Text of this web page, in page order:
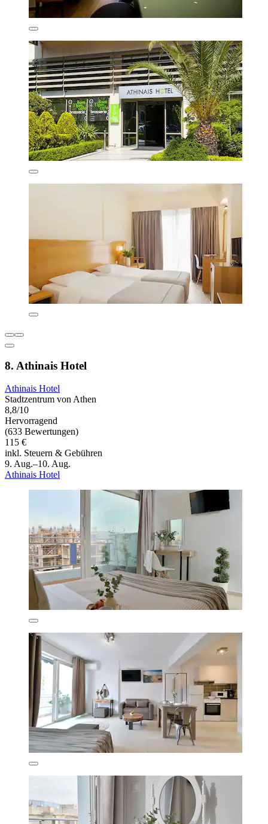
8. Athinais Hotel
Athinais Hotel
Stadtzentrum von Athen
8,8/10
Hervorragend
(633 Bewertungen)
115 €
inkl. Steuern & Gebühren
9. Aug.–10. Aug.
Athinais Hotel